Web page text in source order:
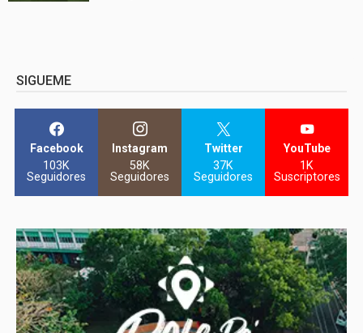
SIGUEME
Facebook
103K
Seguidores
Instagram
58K
Seguidores
Twitter
37K
Seguidores
YouTube
1K
Suscriptores